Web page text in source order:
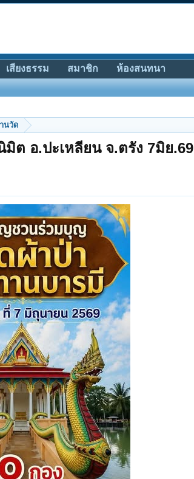
นวัด
ต อ.ปะเหลียน จ.ตรัง 7มิย.69
เสียงธรรม สมาชิก ห้องสนทนา